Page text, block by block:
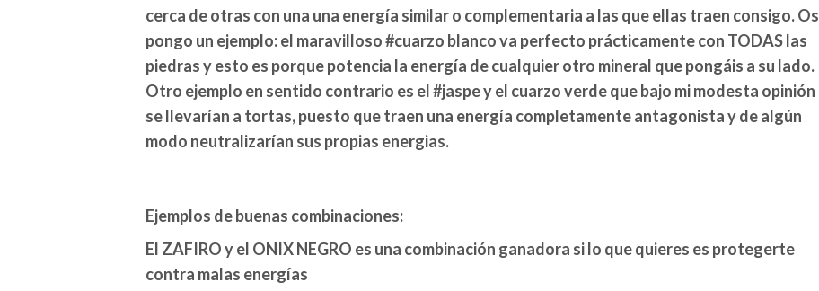
cerca de otras con una una energía similar o complementaria a las que ellas traen consigo. Os
pongo un ejemplo: el maravilloso #cuarzo blanco va perfecto prácticamente con TODAS las
piedras y esto es porque potencia la energía de cualquier otro mineral que pongáis a su lado.
Otro ejemplo en sentido contrario es el #jaspe y el cuarzo verde que bajo mi modesta opinión
se llevarían a tortas, puesto que traen una energía completamente antagonista y de algún
modo neutralizarían sus propias energias.
Ejemplos de buenas combinaciones:
El ZAFIRO y el ONIX NEGRO es una combinación ganadora si lo que quieres es protegerte
contra malas energías